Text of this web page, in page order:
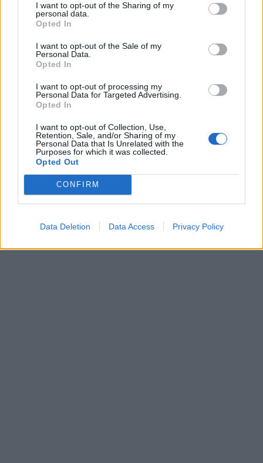
I want to opt-out of the Sharing of my
personal data.
Opted In
I want to opt-out of the Sale of my
Personal Data.
Opted In
I want to opt-out of processing my
Personal Data for Targeted Advertising.
Opted In
I want to opt-out of Collection, Use,
Retention, Sale, and/or Sharing of my
Personal Data that Is Unrelated with the
Purposes for which it was collected.
Opted Out
CONFIRM
Data Deletion Data Access Privacy Policy
Αυτό είναι ένα εκπληκτικό υβρίδιο ενός
είναι πολύ μεγάλες για να τις μεταφέρετε με τα
χέρια σας, μπορείτε να τις βάλετε στο σκούτερ
και να διευκολύνετε την ζωή σας. Θα έχει
πλάκα, θα έχετε τα χέρια σας ελεύθερα και δεν
θα κουραστείτε μεταφέροντας όλα τα
πράγματα σας.